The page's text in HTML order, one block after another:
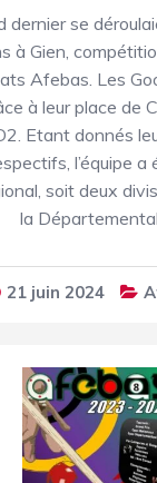
dernier se
à Gien,
Afebas. Les
à leur place de
Etant donnés
l’équipe
soit deux
la
21 juin 2024